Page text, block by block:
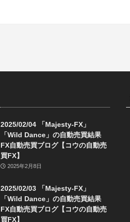
2025/02/04 「Majesty-FX」
「Wild Dance」の自動売買結果
FX自動売買ブログ【コウの自動売
買FX】
2025年2月8日
2025/02/03 「Majesty-FX」
「Wild Dance」の自動売買結果
FX自動売買ブログ【コウの自動売
買FX】